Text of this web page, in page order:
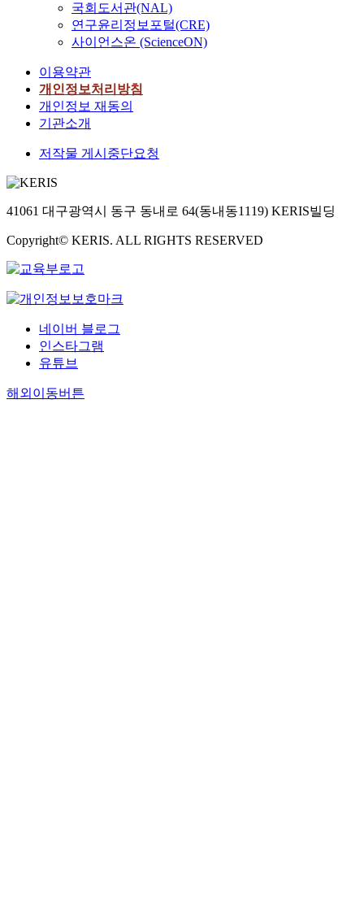
국회도서관(NAL)
연구윤리정보포털(CRE)
사이언스온 (ScienceON)
이용약관
개인정보처리방침
개인정보 재동의
기관소개
저작물 게시중단요청
41061 대구광역시 동구 동내로 64(동내동1119) KERIS빌딩
Copyright© KERIS. ALL RIGHTS RESERVED
네이버 블로그
인스타그램
유튜브
해외이동버튼